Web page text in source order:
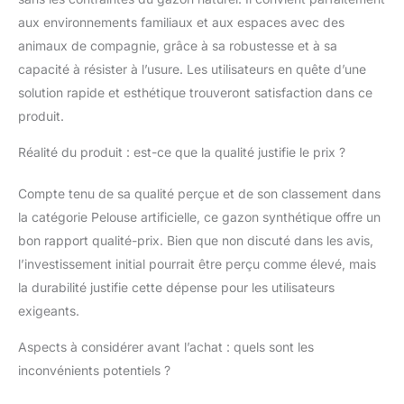
ou de bandes
adhésives spécifiques.
Redressez
délicatement les fibres
spéciale gazon pour un
Protection UV: Garantie
plaque : 22mm Couleur
: vert Matériau :
polypropylène -
Hauteur de la fibre:
22mm - Garantie: 7 ans
Qualité - Fibre
aux environnements familiaux et aux espaces avec des
animaux de compagnie, grâce à sa robustesse et à sa
capacité à résister à l’usure. Les utilisateurs en quête d’une
solution rapide et esthétique trouveront satisfaction dans ce
produit.
Réalité du produit : est-ce que la qualité justifie le prix ?
Compte tenu de sa qualité perçue et de son classement dans
la catégorie Pelouse artificielle, ce gazon synthétique offre un
bon rapport qualité-prix. Bien que non discuté dans les avis,
l’investissement initial pourrait être perçu comme élevé, mais
la durabilité justifie cette dépense pour les utilisateurs
exigeants.
Aspects à considérer avant l’achat : quels sont les
inconvénients potentiels ?